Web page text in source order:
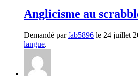
Anglicisme au
Demandé parfab5896 le 24 juillet
langue.